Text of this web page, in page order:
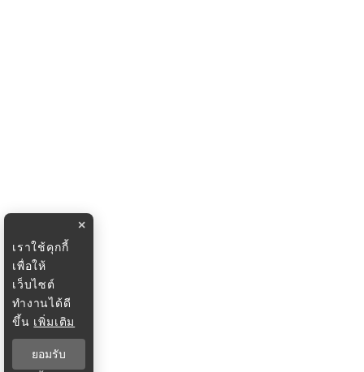
×
เราใช้คุกกี้
เพื่อให้
เว็บไซต์
ทำงานได้ดี
ขึ้น เพิ่มเติม
ยอมรับ